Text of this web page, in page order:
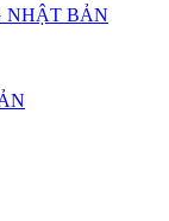
NHẬT BẢN